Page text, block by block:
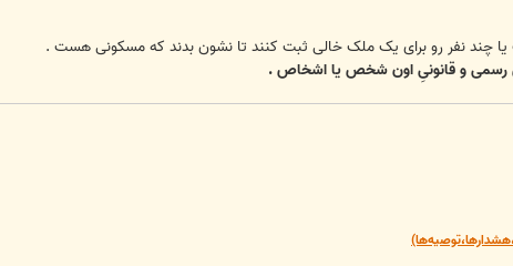
یا چند نفر رو برای یک ملک خالی ثبت کنند تا نشون بدند که مسکونی هست .
رسمی و قانونیِ اون شخص یا اشخاص .